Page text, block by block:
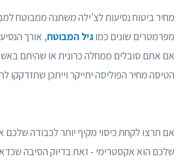
מחיר ביטוח נסיעות לצ'ילה משתנה ממבוטח
מפרמטרים שונים כמוגיל המבוטח, אורך
אם אתם סובלים ממחלה כרונית או שהיתם
הטיסה מחיר הפוליסה יתייקר וייתכן שתזדקקו
אם תרצו לקחת כיסוי מקיף יותר לכבודה שלכם
שלכם הוא אקסטרימי - זאת בדיוק הסיבה